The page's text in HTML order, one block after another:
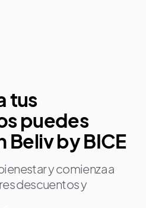
tus
puedes
Beliv by BICE
y comienza a
descuentos y